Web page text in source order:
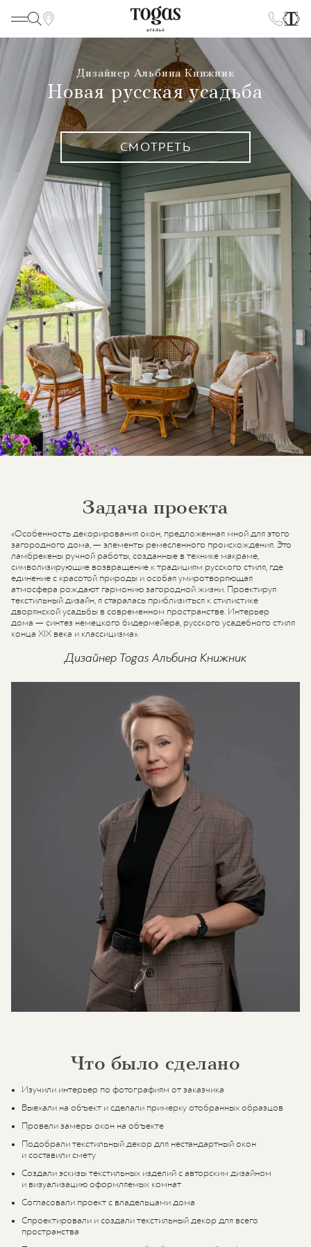
Дизайнер Альбина Книжник
Новая русская усадьба
СМОТРЕТЬ
Задача проекта
«Особенность декорирования окон, предложенная мной для этого
загородного дома, — элементы ремесленного происхождения. Это
ламбрекены ручной работы, созданные в технике макраме,
символизирующие возвращение к традициям русского стиля, где
единение с красотой природы и особая умиротворяющая
атмосфера рождают гармонию загородной жизни. Проектируя
текстильный дизайн, я старалась приблизиться к стилистике
дворянской усадьбы в современном пространстве. Интерьер
дома — синтез немецкого бидермейера, русского усадебного стиля
конца XIX века и классицизма».
Дизайнер Togas Альбина Книжник
Что было сделано
Изучили интерьер по фотографиям от заказчика
Выехали на объект и сделали примерку отобранных образцов
Провели замеры окон на объекте
Подобрали текстильный декор для нестандартный окон
и составили смету
Создали эскизы текстильных изделий с авторским дизайном
и визуализацию оформляемых комнат
Согласовали проект с владельцами дома
Спроектировали и создали текстильный декор для всего
пространства